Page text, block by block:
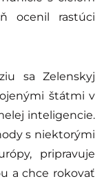
ocenil rastúci
sa Zelenskyj
štátmi v
inteligencie.
s niektorými
pripravuje
a chce rokovať